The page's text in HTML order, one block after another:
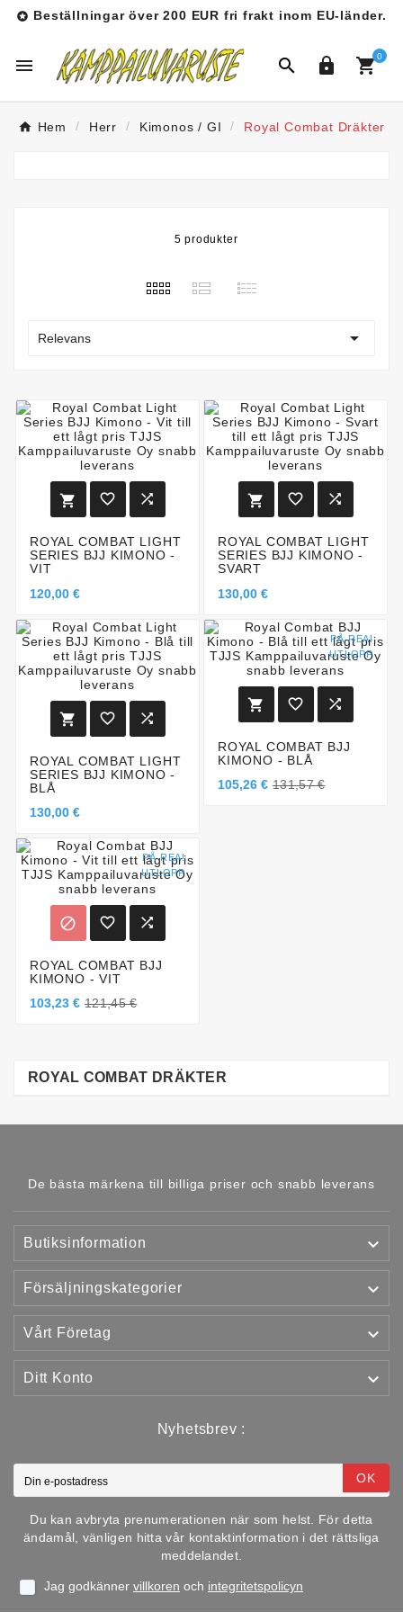
 Beställningar över 200 EUR fri frakt inom EU-länder.
   0
Hem Herr Kimonos / GI Royal Combat Dräkter
5 produkter
Relevans 
  
ROYAL COMBAT LIGHT
SERIES BJJ KIMONO -
VIT
120,00 €
  
ROYAL COMBAT LIGHT
SERIES BJJ KIMONO -
SVART
130,00 €
  
ROYAL COMBAT LIGHT
SERIES BJJ KIMONO -
BLÅ
130,00 €
PÅ REA!
UTLOPP
  
ROYAL COMBAT BJJ
KIMONO - BLÅ
105,26 € 131,57 €
PÅ REA!
UTLOPP
  
ROYAL COMBAT BJJ
KIMONO - VIT
103,23 € 121,45 €
ROYAL COMBAT DRÄKTER
De bästa märkena till billiga priser och snabb leverans
Butiksinformation 
Försäljningskategorier 
Vårt Företag 
Ditt Konto 
Nyhetsbrev :
OK
Du kan avbryta prenumerationen när som helst. För detta
ändamål, vänligen hitta vår kontaktinformation i det rättsliga
meddelandet.
Jag godkänner villkoren och integritetspolicyn